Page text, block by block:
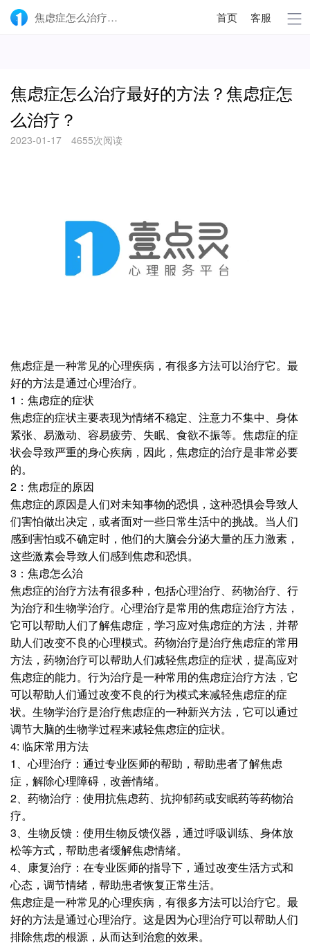
焦虑症怎么治疗最好的方法？焦虑症怎么治疗？-壹点灵 首页 客服
焦虑症怎么治疗最好的方法？焦虑症怎
么治疗？
2023-01-17 4655次阅读
焦虑症是一种常见的心理疾病，有很多方法可以治疗它。最
好的方法是通过心理治疗。
1：焦虑症的症状
焦虑症的症状主要表现为情绪不稳定、注意力不集中、身体
紧张、易激动、容易疲劳、失眠、食欲不振等。焦虑症的症
状会导致严重的身心疾病，因此，焦虑症的治疗是非常必要
的。
2：焦虑症的原因
焦虑症的原因是人们对未知事物的恐惧，这种恐惧会导致人
们害怕做出决定，或者面对一些日常生活中的挑战。当人们
感到害怕或不确定时，他们的大脑会分泌大量的压力激素，
这些激素会导致人们感到焦虑和恐惧。
3：焦虑怎么治
焦虑症的治疗方法有很多种，包括心理治疗、药物治疗、行
为治疗和生物学治疗。心理治疗是常用的焦虑症治疗方法，
它可以帮助人们了解焦虑症，学习应对焦虑症的方法，并帮
助人们改变不良的心理模式。药物治疗是治疗焦虑症的常用
方法，药物治疗可以帮助人们减轻焦虑症的症状，提高应对
焦虑症的能力。行为治疗是一种常用的焦虑症治疗方法，它
可以帮助人们通过改变不良的行为模式来减轻焦虑症的症
状。生物学治疗是治疗焦虑症的一种新兴方法，它可以通过
调节大脑的生物学过程来减轻焦虑症的症状。
4: 临床常用方法
1、心理治疗：通过专业医师的帮助，帮助患者了解焦虑
症，解除心理障碍，改善情绪。
2、药物治疗：使用抗焦虑药、抗抑郁药或安眠药等药物治
疗。
3、生物反馈：使用生物反馈仪器，通过呼吸训练、身体放
松等方式，帮助患者缓解焦虑情绪。
4、康复治疗：在专业医师的指导下，通过改变生活方式和
心态，调节情绪，帮助患者恢复正常生活。
焦虑症是一种常见的心理疾病，有很多方法可以治疗它。最
好的方法是通过心理治疗。这是因为心理治疗可以帮助人们
排除焦虑的根源，从而达到治愈的效果。